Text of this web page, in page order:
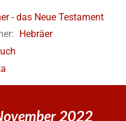
- das Neue Testament
Hebräer
2022